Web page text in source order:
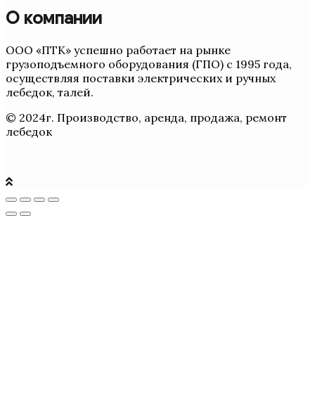
О компании
ООО «ПТК» успешно работает на рынке
грузоподъемного оборудования (ГПО) с 1995 года,
осуществляя поставки электрических и ручных
лебедок, талей.
© 2024г. Производство, аренда, продажа, ремонт
лебедок